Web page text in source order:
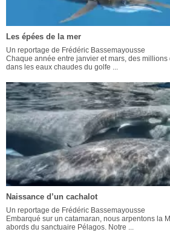
Les épées de la mer
Un reportage de Frédéric Bassemayousse
Chaque année entre janvier et mars, des
dans les eaux chaudes du golfe ...
Naissance d’un cachalot
Un reportage de Frédéric Bassemayousse
Embarqué sur un catamaran, nous arpentons la
abords du sanctuaire Pélagos. Notre ...